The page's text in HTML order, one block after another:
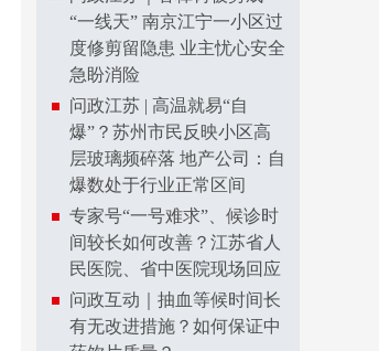
“一线天” 南京江宁一小区过
度修剪留隐患 业主忧心安全
急盼消险
问政江苏 | 高温就易“自
爆”？苏州市民反映小区高
层玻璃频碎落 地产公司：自
爆数处于行业正常区间
专家号“一号难求”、候诊时
间较长如何改善？江苏省人
民医院、省中医院现场回应
问政互动｜抽血等候时间长
有无改进措施？如何保证中